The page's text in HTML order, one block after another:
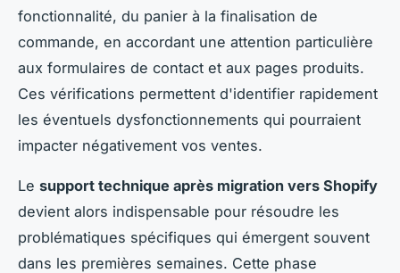
fonctionnalité, du panier à la finalisation de
commande, en accordant une attention particulière
aux formulaires de contact et aux pages produits.
Ces vérifications permettent d'identifier rapidement
les éventuels dysfonctionnements qui pourraient
impacter négativement vos ventes.
Le support technique après migration vers Shopify
devient alors indispensable pour résoudre les
problématiques spécifiques qui émergent souvent
dans les premières semaines. Cette phase